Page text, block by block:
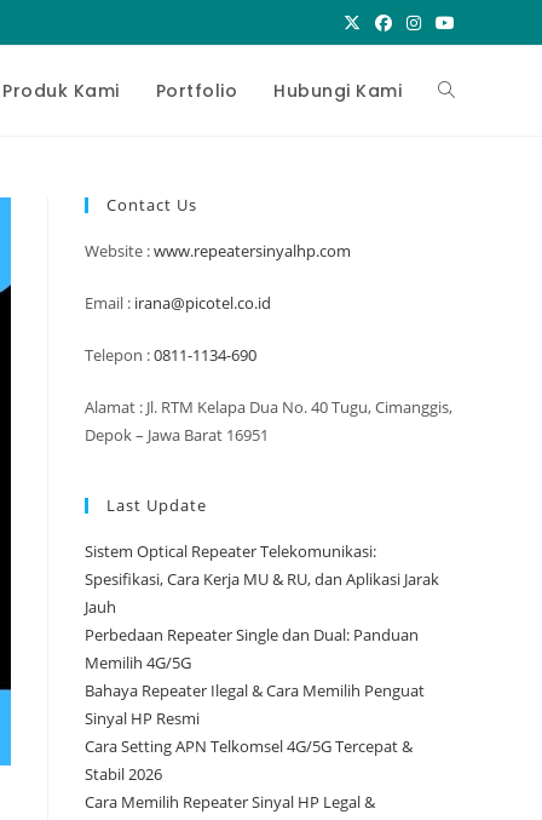
Produk Kami Portfolio Hubungi Kami Toggle
Contact Us
Website :www.repeatersinyalhp.com
Email : irana@picotel.co.id
Telepon :0811-1134-690
Alamat : Jl. RTM Kelapa Dua No. 40 Tugu, Cimanggis,
Depok – Jawa Barat 16951
Last Update
Sistem Optical Repeater Telekomunikasi:
Spesifikasi, Cara Kerja MU & RU, dan Aplikasi Jarak
Jauh
Perbedaan Repeater Single dan Dual: Panduan
Memilih 4G/5G
Bahaya Repeater Ilegal & Cara Memilih Penguat
Sinyal HP Resmi
Cara Setting APN Telkomsel 4G/5G Tercepat &
Stabil 2026
Cara Memilih Repeater Sinyal HP Legal &